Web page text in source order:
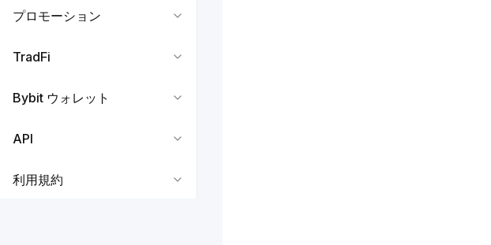
プロモーション
TradFi
Bybit ウォレット
API
利用規約